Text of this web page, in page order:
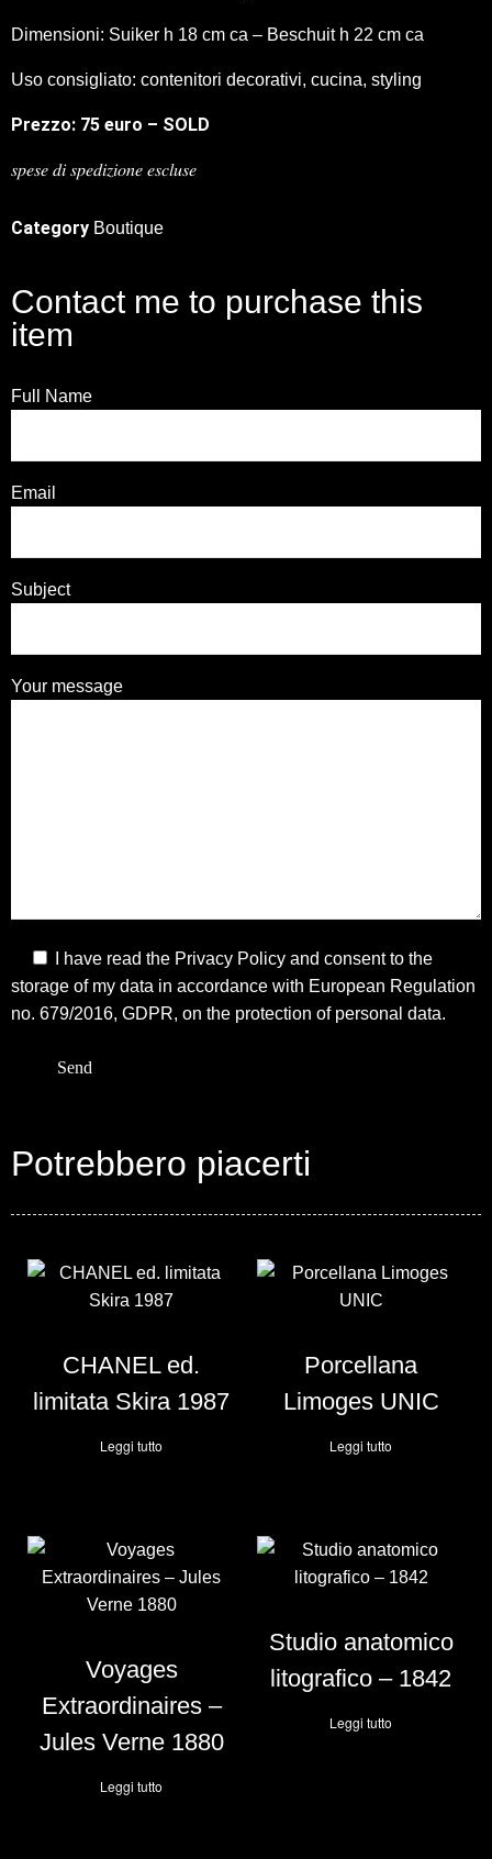
Dimensioni: Suiker h 18 cm ca – Beschuit h 22 cm ca
Uso consigliato: contenitori decorativi, cucina, styling
Prezzo: 75 euro – SOLD
𝑠𝑝𝑒𝑠𝑒 𝑑𝑖 𝑠𝑝𝑒𝑑𝑖𝑧𝑖𝑜𝑛𝑒 𝑒𝑠𝑐𝑙𝑢𝑠𝑒
Category Boutique
Contact me to purchase this
item
Full Name
Email
Subject
Your message
I have read the Privacy Policy and consent to the
storage of my data in accordance with European Regulation
no. 679/2016, GDPR, on the protection of personal data.
Potrebbero piacerti
CHANEL ed.
limitata Skira 1987
Leggi tutto
Porcellana
Limoges UNIC
Leggi tutto
Voyages
Extraordinaires –
Jules Verne 1880
Leggi tutto
Studio anatomico
litografico – 1842
Leggi tutto